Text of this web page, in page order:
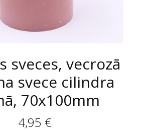
sveces, vecrozā
svece cilindra
70x100mm
4,95 €